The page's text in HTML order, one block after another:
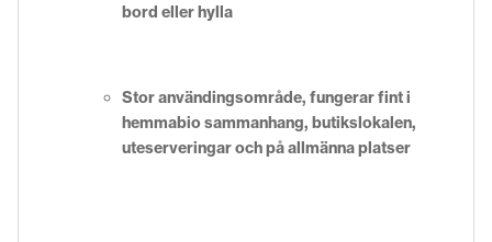
bord eller hylla
Stor användingsområde, fungerar fint i
hemmabio sammanhang, butikslokalen,
uteserveringar och på allmänna platser